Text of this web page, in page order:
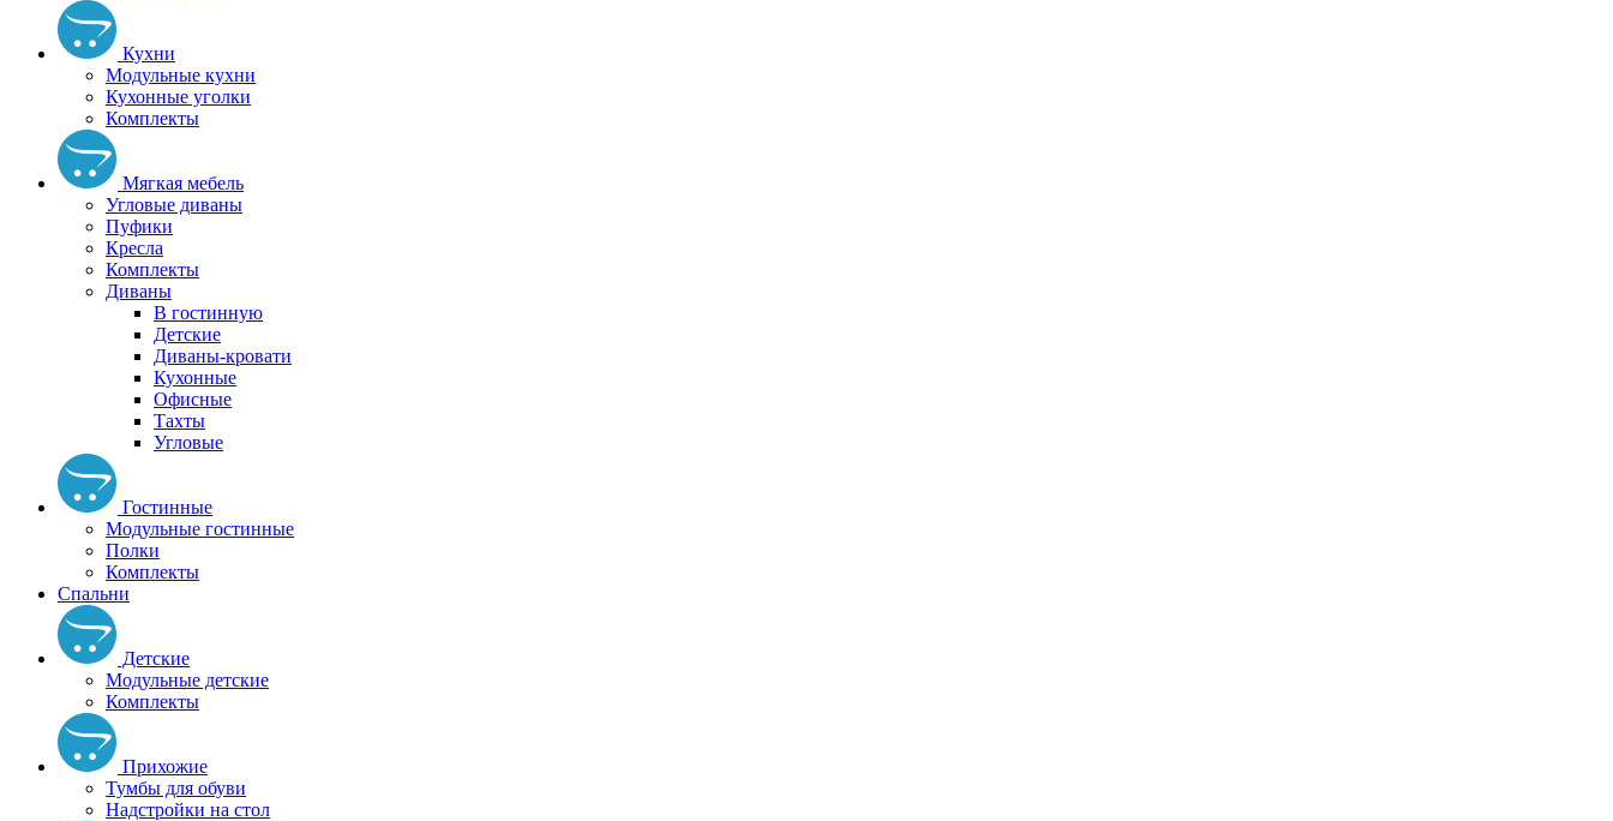
Кухни
Модульные кухни
Кухонные уголки
Комплекты
Мягкая мебель
Угловые диваны
Пуфики
Кресла
Комплекты
Диваны
В гостинную
Детские
Диваны-кровати
Кухонные
Офисные
Тахты
Угловые
Гостинные
Модульные гостинные
Полки
Комплекты
Спальни
Детские
Модульные детские
Комплекты
Прихожие
Тумбы для обуви
Надстройки на стол